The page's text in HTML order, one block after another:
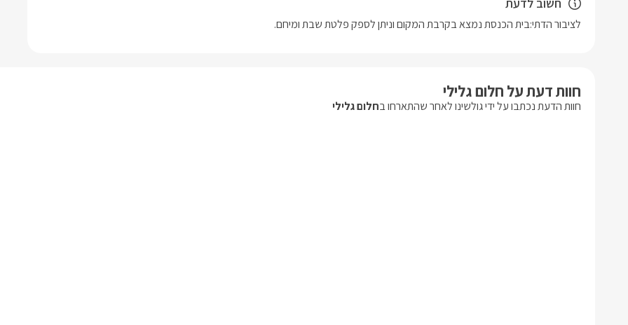
לציבור הדתי:בית הכנסת נמצא בקרבת המקום וניתן לספק פלטת שבת ומיחם.
חוות דעת על חלום גלילי
חוות הדעת נכתבו על ידי גולשינו לאחר שהתארחו בחלום גלילי